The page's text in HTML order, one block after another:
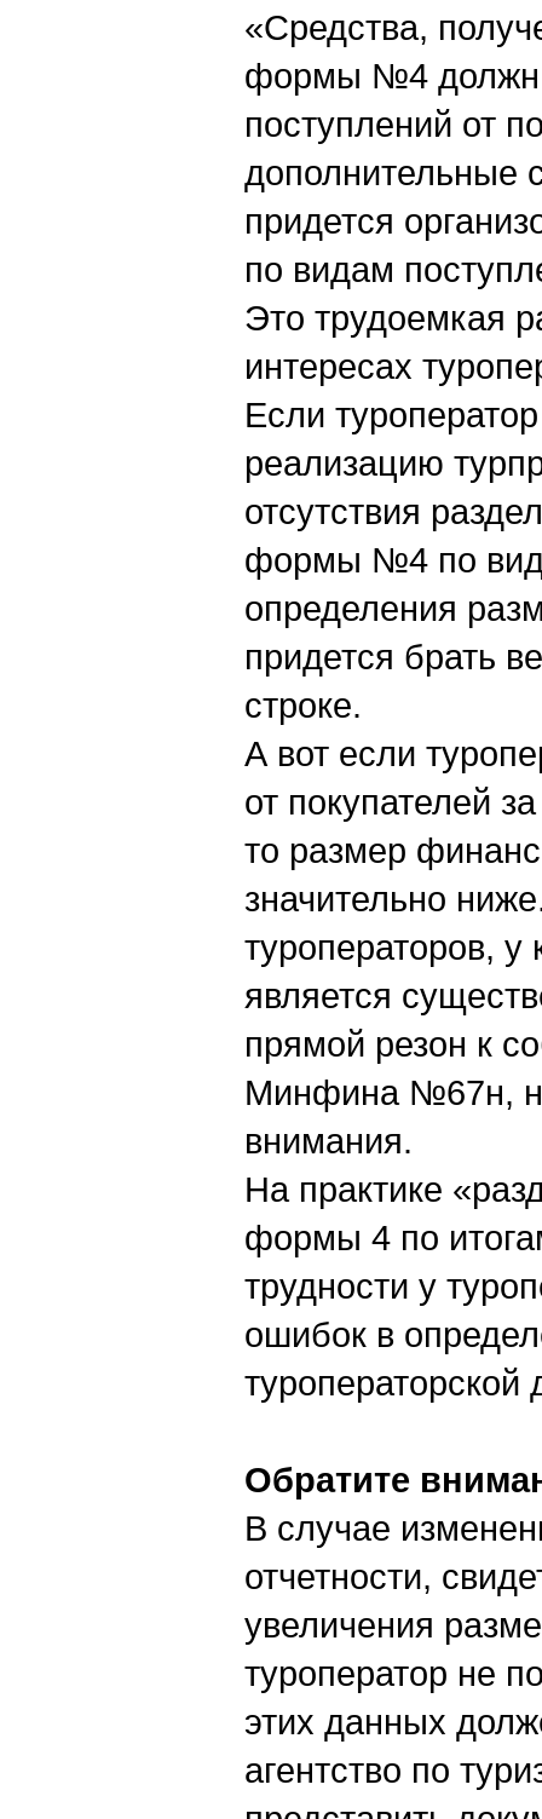
«Средства,
формы №4
поступлений от
дополнительные
придется
по видам
Это трудоемкая
интересах
Если
реализацию
отсутствия
формы №4 по
определения
придется брать
строке.
А вот если
от покупателей
то размер
значительно
туроператоров, у
является
прямой резон к
Минфина №67н,
внимания.
На практике
формы 4 по
трудности у
ошибок в
туроператорской
Обратите
В случае
отчетности,
увеличения
туроператор не
этих данных
агентство по